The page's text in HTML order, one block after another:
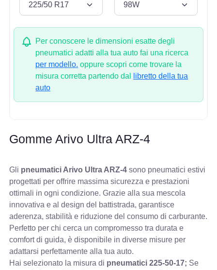
Per conoscere le dimensioni esatte degli
pneumatici adatti alla tua auto fai una ricerca
per modello. oppure scopri come trovare la
misura corretta partendo dal
libretto della tua
auto
Gomme Arivo Ultra ARZ-4
Gli pneumatici Arivo Ultra ARZ-4 sono pneumatici estivi
progettati per offrire massima sicurezza e prestazioni
ottimali in ogni condizione. Grazie alla sua mescola
innovativa e al design del battistrada, garantisce
aderenza, stabilità e riduzione del consumo di carburante.
Perfetto per chi cerca un compromesso tra durata e
comfort di guida, è disponibile in diverse misure per
adattarsi perfettamente alla tua auto.
Hai selezionato la misura di pneumatici225-50-17; Se